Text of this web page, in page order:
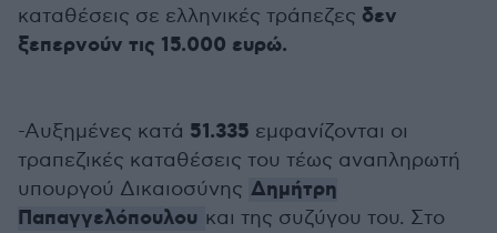
καταθέσεις σε ελληνικές τράπεζες δεν
ξεπερνούν τις 15.000 ευρώ.
-Αυξημένες κατά 51.335 εμφανίζονται οι
τραπεζικές καταθέσεις του τέως αναπληρωτή
υπουργού Δικαιοσύνης Δημήτρη
Παπαγγελόπουλου και της συζύγου του. Στο